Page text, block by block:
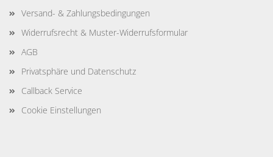
Versand- & Zahlungsbedingungen
Widerrufsrecht & Muster-Widerrufsformular
AGB
Privatsphäre und Datenschutz
Callback Service
Cookie Einstellungen